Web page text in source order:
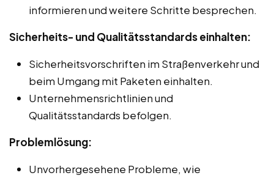
informieren und weitere Schritte besprechen.
Sicherheits- und Qualitätsstandards einhalten:
Sicherheitsvorschriften im Straßenverkehr und
beim Umgang mit Paketen einhalten.
Unternehmensrichtlinien und
Qualitätsstandards befolgen.
Problemlösung:
Unvorhergesehene Probleme, wie